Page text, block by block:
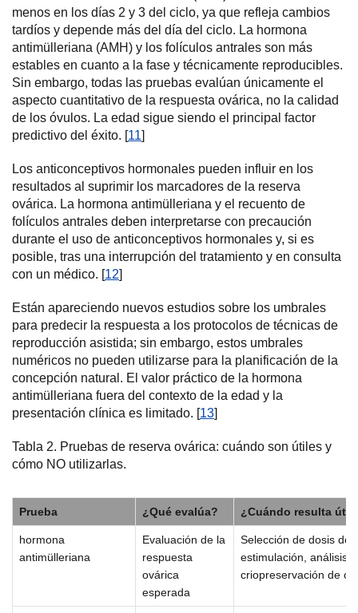
menos en los días 2 y 3 del ciclo, ya que refleja cambios
tardíos y depende más del día del ciclo. La hormona
antimülleriana (AMH) y los folículos antrales son más
estables en cuanto a la fase y técnicamente reproducibles.
Sin embargo, todas las pruebas evalúan únicamente el
aspecto cuantitativo de la respuesta ovárica, no la calidad
de los óvulos. La edad sigue siendo el principal factor
predictivo del éxito. [11]
Los anticonceptivos hormonales pueden influir en los
resultados al suprimir los marcadores de la reserva
ovárica. La hormona antimülleriana y el recuento de
folículos antrales deben interpretarse con precaución
durante el uso de anticonceptivos hormonales y, si es
posible, tras una interrupción del tratamiento y en consulta
con un médico. [12]
Están apareciendo nuevos estudios sobre los umbrales
para predecir la respuesta a los protocolos de técnicas de
reproducción asistida; sin embargo, estos umbrales
numéricos no pueden utilizarse para la planificación de la
concepción natural. El valor práctico de la hormona
antimülleriana fuera del contexto de la edad y la
presentación clínica es limitado. [13]
Tabla 2. Pruebas de reserva ovárica: cuándo son útiles y
cómo NO utilizarlas.
Prueba ¿Qué evalúa? ¿Cuándo resulta
hormona
antimülleriana
Evaluación de la
respuesta
ovárica
esperada
Selección de dosis de
estimulación, análisis
criopreservación de